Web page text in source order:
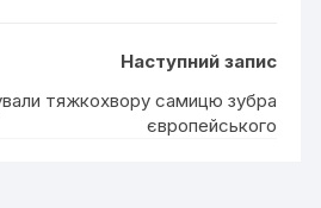
Наступний запис
тяжкохвору самицю зубра
європейського